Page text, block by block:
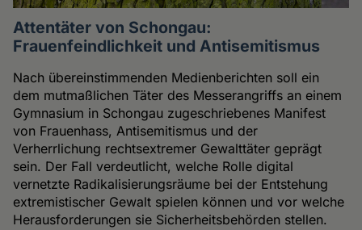
Attentäter von Schongau:
Frauenfeindlichkeit und Antisemitismus
Nach übereinstimmenden Medienberichten soll ein
dem mutmaßlichen Täter des Messerangriffs an einem
Gymnasium in Schongau zugeschriebenes Manifest
von Frauenhass, Antisemitismus und der
Verherrlichung rechtsextremer Gewalttäter geprägt
sein. Der Fall verdeutlicht, welche Rolle digital
vernetzte Radikalisierungsräume bei der Entstehung
extremistischer Gewalt spielen können und vor welche
Herausforderungen sie Sicherheitsbehörden stellen.